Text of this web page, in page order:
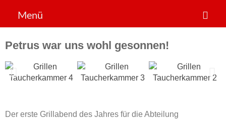
Menü
Der Verein
Sportarten
News
Petrus war uns wohl gesonnen!
Der erste Grillabend des Jahres für die Abteilung